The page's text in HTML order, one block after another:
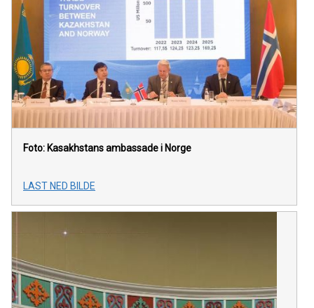
Foto: Kasakhstans ambassade i Norge
LAST NED BILDE